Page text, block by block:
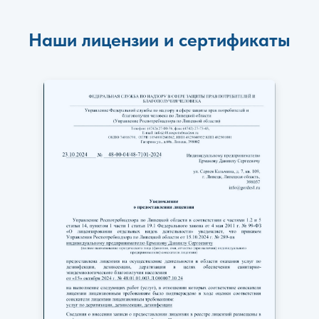
Наши лицензии и сертификаты